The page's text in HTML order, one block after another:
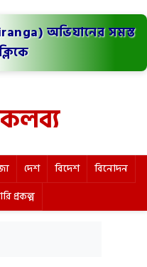
অভিযানের সমস্ত
দেশ বিদেশ
বিনোদন
প্রকল্প